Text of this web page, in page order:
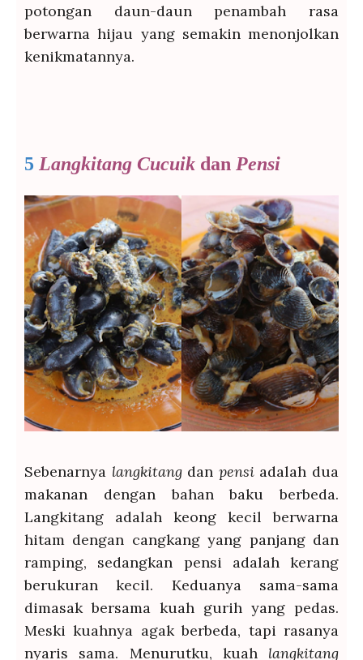
potongan daun-daun penambah rasa
berwarna hijau yang semakin menonjolkan
kenikmatannya.
5 Langkitang Cucuik dan Pensi
Sebenarnya langkitangdan pensiadalah dua
makanan dengan bahan baku berbeda.
Langkitang adalah keong kecil berwarna
hitam dengan cangkang yang panjang dan
ramping, sedangkan pensi adalah kerang
berukuran kecil. Keduanya sama-sama
dimasak bersama kuah gurih yang pedas.
Meski kuahnya agak berbeda, tapi rasanya
nyaris sama. Menurutku, kuah langkitang